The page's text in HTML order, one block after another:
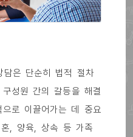
은 단순히 법적 절차
성원 간의 갈등을 해결
로 이끌어가는 데 중요
, 양육, 상속 등 가족